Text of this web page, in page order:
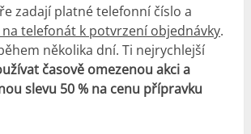
zadají platné telefonní číslo a
na telefonát k potvrzení objednávky.
několika dní. Ti nejrychlejší
časově omezenou akci a
slevu 50 % na cenu přípravku